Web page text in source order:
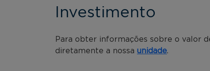
Investimento
Para obter informações sobre o valor
diretamente a nossa unidade.